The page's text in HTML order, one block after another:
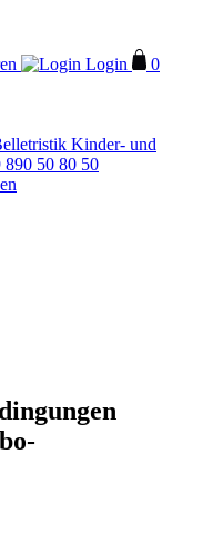
Login
0
Kinder- und
890 50 80 50